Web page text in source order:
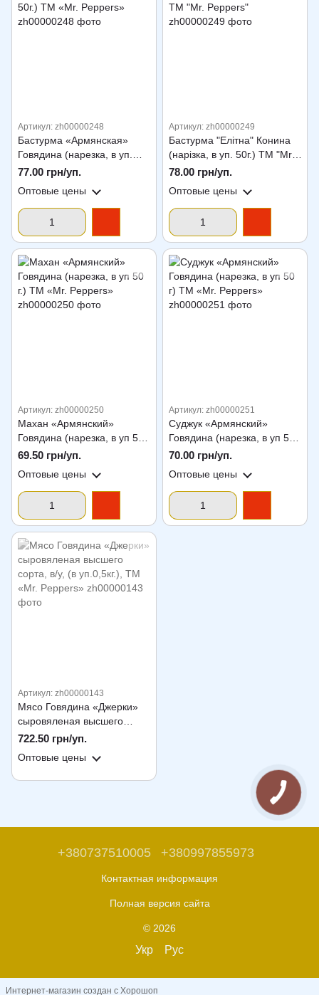
Артикул: zh00000248
Бастурма «Армянская»
Говядина (нарезка, в уп.
50г.) ТМ «Mr. Peppers»
77.00 грн/уп.
Оптовые цены
Артикул: zh00000249
Бастурма "Елітна" Конина
(нарізка, в уп. 50г.) ТМ "Mr.
Peppers"
78.00 грн/уп.
Оптовые цены
Артикул: zh00000250
Махан «Армянский»
Говядина (нарезка, в уп 50
г.) ТМ «Mr. Peppers»
69.50 грн/уп.
Оптовые цены
Артикул: zh00000251
Суджук «Армянский»
Говядина (нарезка, в уп 50
г) ТМ «Mr. Peppers»
70.00 грн/уп.
Оптовые цены
Артикул: zh00000143
Мясо Говядина «Джерки»
сыровяленая высшего
сорта, в/у, (в уп.0,5кг.), ТМ
722.50 грн/уп.
Оптовые цены
+380737510005 +380997855973
Контактная информация
Полная версия сайта
© 2026
Укр Рус
Интернет-магазин создан с Хорошоп